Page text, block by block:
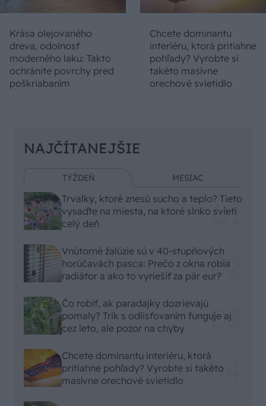
Krása olejovaného
dreva, odolnosť
moderného laku: Takto
ochránite povrchy pred
poškriabaním
Chcete dominantu
interiéru, ktorá pritiahne
pohľady? Vyrobte si
takéto masívne
orechové svietidlo
NAJČÍTANEJŠIE
TÝŽDEŇ MESIAC
Trvalky, ktoré znesú sucho a teplo? Tieto
vysaďte na miesta, na ktoré slnko svieti
celý deň
Vnútorné žalúzie sú v 40-stupňových
horúčavách pasca: Prečo z okna robia
radiátor a ako to vyriešiť za pár eur?
Čo robiť, ak paradajky dozrievajú
pomaly? Trik s odlisťovaním funguje aj
cez leto, ale pozor na chyby
Chcete dominantu interiéru, ktorá
pritiahne pohľady? Vyrobte si takéto
masívne orechové svietidlo